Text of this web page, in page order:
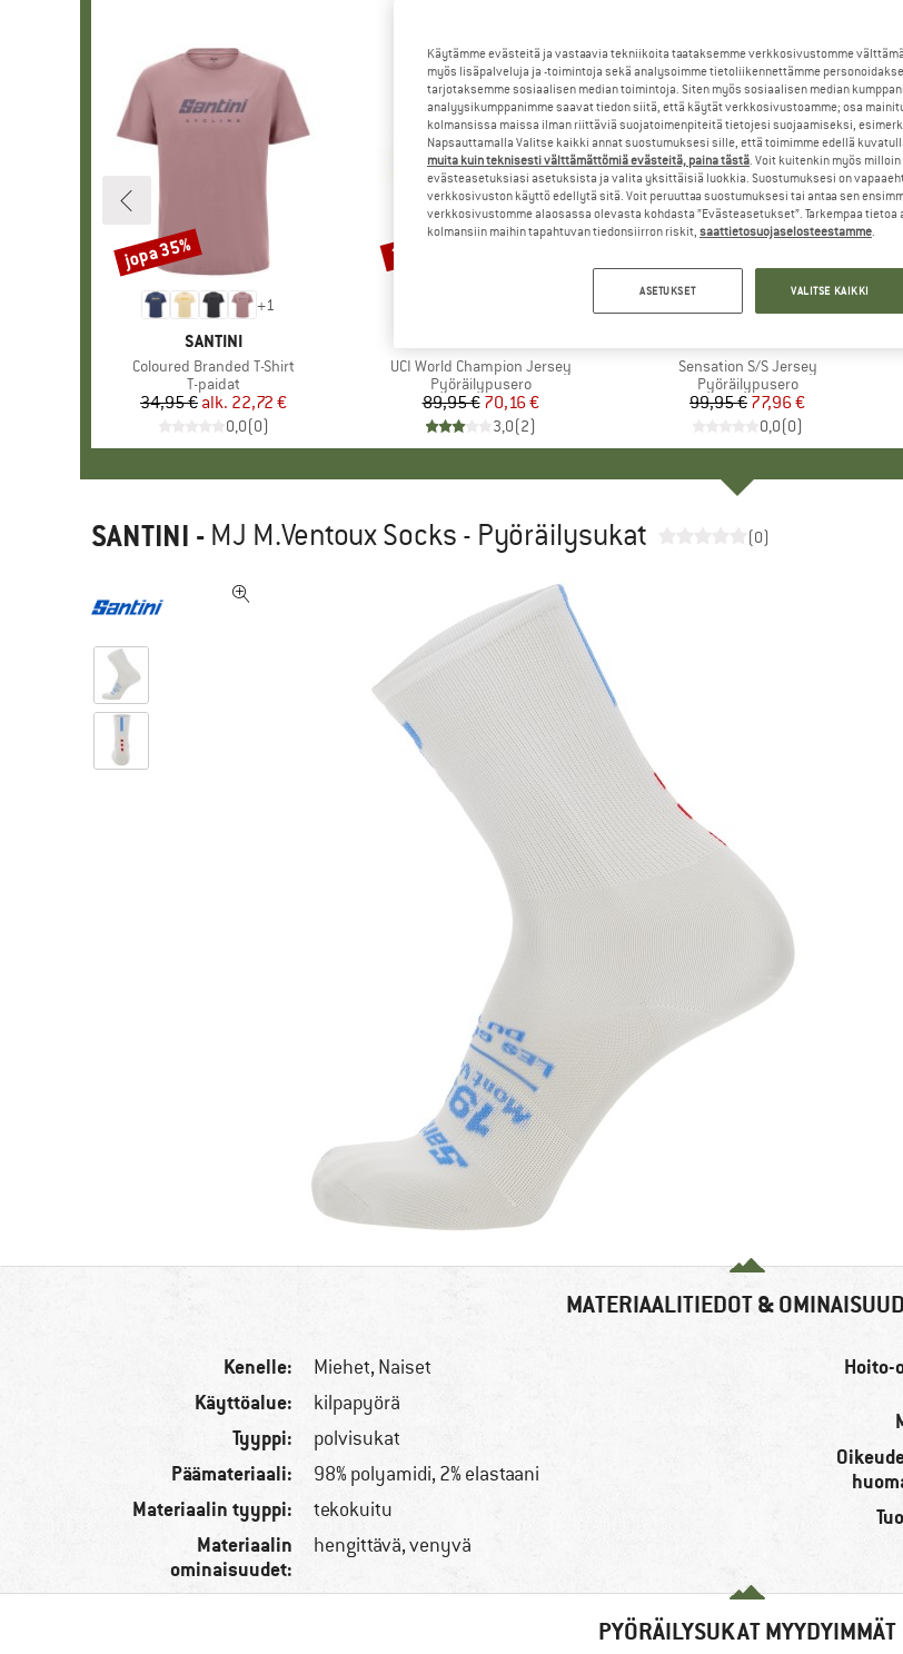
+1
MERKKI
SANTINI
Tuote
Coloured Branded T-Shirt
Tuoteryhmä
T-paidat
Hinta
34,95 € Alennettu hinta
alk. 22,72 €
0,0(0)
Alennus
jopa 35%
Tuote
UCI World Champion Jersey
Tuoteryhmä
Pyöräilypusero
Hinta
89,95 €Alennettu hinta
70,16 €
3,0(2)
Alennus
22%
Tuote
Sensation S/S Jersey
Tuoteryhmä
Pyöräilypusero
Hinta
99,95 €Alennettu hinta
77,96 €
0,0(0)
SANTINI - MJ M.Ventoux Socks - Pyöräilysukat (0)
MATERIAALITIEDOT &
Kenelle: Miehet, Naiset
Käyttöalue: kilpapyörä
Tyyppi: polvisukat
Päämateriaali: 98% polyamidi, 2% elastaani
Materiaalin tyyppi: tekokuitu
Materiaalin
ominaisuudet:
hengittävä, venyvä
Hoito-
PYÖRÄILYSUKAT MYYDYIMMÄT
Käytämme evästeitä ja vastaavia tekniikoita taataksemme verkkosivustomme
myös lisäpalveluja ja -toimintoja sekä analysoimme tietoliikennettämme
tarjotaksemme sosiaalisen median toimintoja. Siten myös sosiaalisen median
analyysikumppanimme saavat tiedon siitä, että käytät verkkosivustoamme; osa
kolmansissa maissa ilman riittäviä suojatoimenpiteitä tietojesi suojaamiseksi,
Napsauttamalla Valitse kaikki annat suostumuksesi sille, että toimimme edellä
muita kuin teknisesti välttämättömiä evästeitä, paina tästä. Voit kuitenkin myös
evästeasetuksiasi asetuksista ja valita yksittäisiä luokkia. Suostumuksesi on
verkkosivuston käyttö edellytä sitä. Voit peruuttaa suostumuksesi tai antaa sen
verkkosivustomme alaosassa olevasta kohdasta ”Evästeasetukset”. Tarkempaa tietoa
kolmansiin maihin tapahtuvan tiedonsiirron riskit, saattietosuojaselosteestamme.
ASETUKSET VALITSE KAIKKI